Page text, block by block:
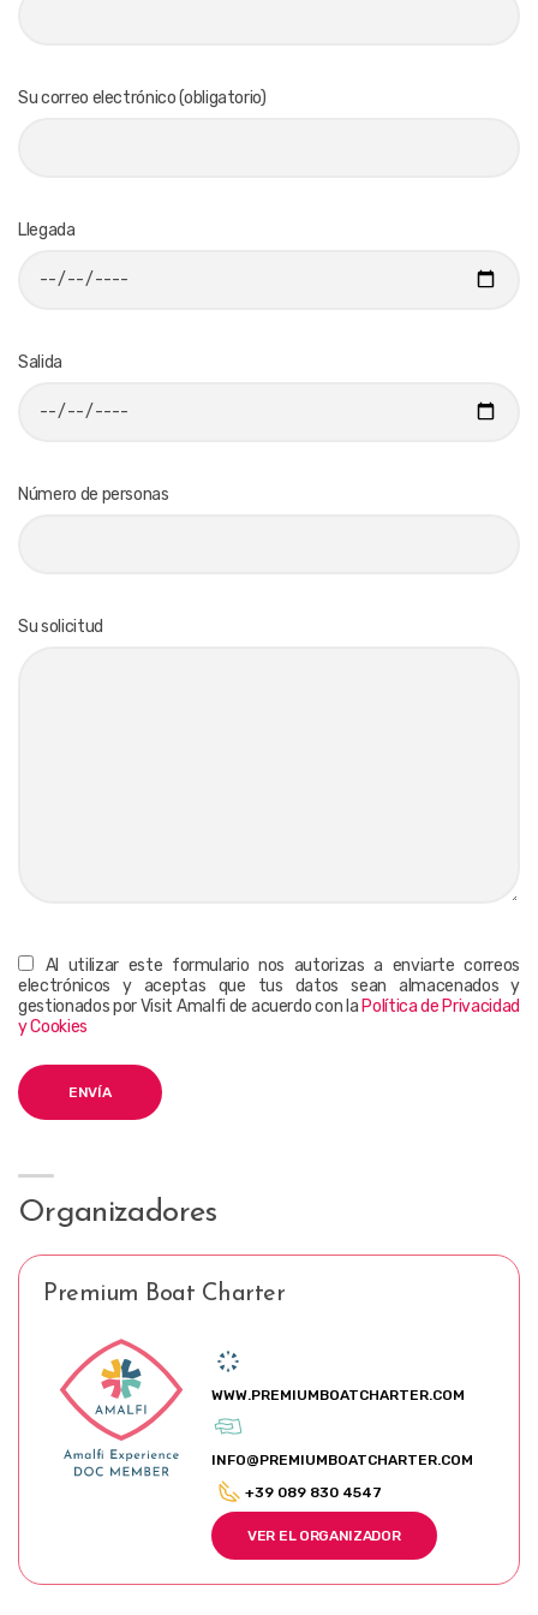
Su correo electrónico (obligatorio)
Llegada
Salida
Número de personas
Su solicitud
Al utilizar este formulario nos autorizas a enviarte correos
electrónicos y aceptas que tus datos sean almacenados y
gestionados por Visit Amalfi de acuerdo con la Política de Privacidad
y Cookies
Organizadores
Premium Boat Charter
WWW.PREMIUMBOATCHARTER.COM
INFO@PREMIUMBOATCHARTER.COM
+39 089 830 4547
VER EL ORGANIZADOR